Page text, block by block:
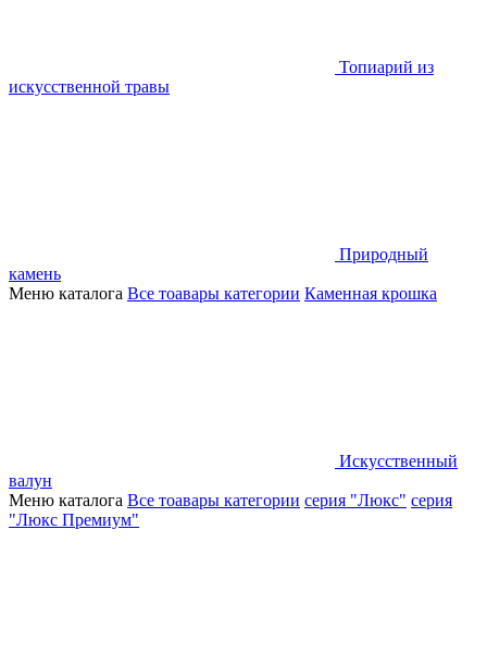
Топиарий из
искусственной травы
Природный
камень
Меню каталога Все тоавары категории Каменная крошка
Искусственный
валун
Меню каталога Все тоавары категории серия "Люкс" серия
"Люкс Премиум"